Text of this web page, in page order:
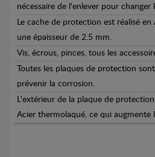
nécessaire de l'enlever pour changer
Le cache de protection est réalisé
une épaisseur de 2.5 mm.
Vis, écrous, pinces, tous les
Toutes les plaques de protection
prévenir la corrosion.
L'extérieur de la plaque de
Acier thermolaqué, ce qui augmente